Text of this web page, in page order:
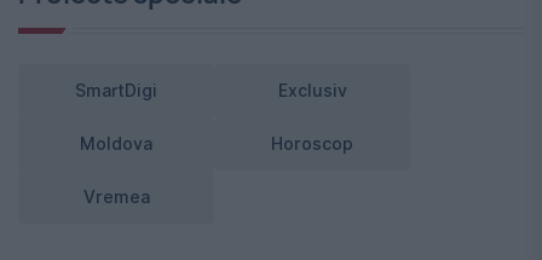
SmartDigi Exclusiv
Moldova Horoscop
Vremea